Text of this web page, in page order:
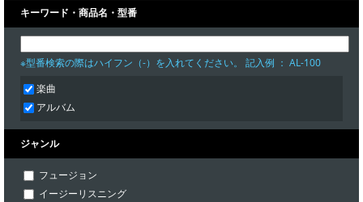
キーワード・商品名・型番
※型番検索の際はハイフン（-）を入れてください。 記入例 ： AL-100
楽曲
アルバム
ジャンル
フュージョン
イージーリスニング